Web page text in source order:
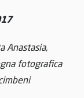
Anastasia,
fotografica